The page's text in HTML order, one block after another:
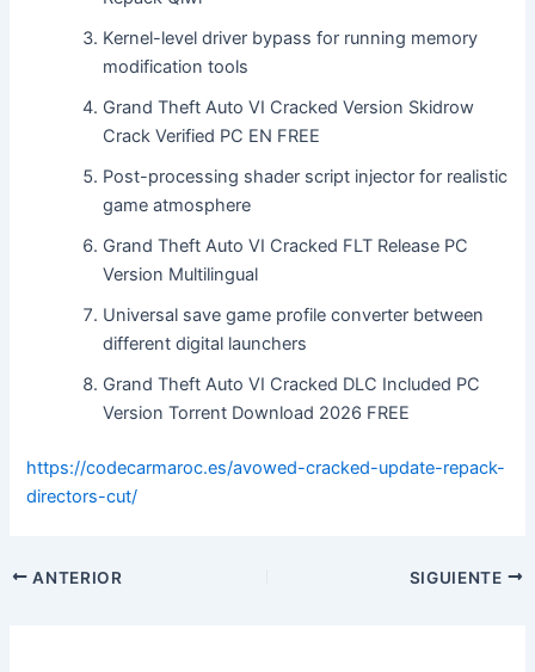
Kernel-level driver bypass for running memory
modification tools
Grand Theft Auto VI Cracked Version Skidrow
Crack Verified PC EN FREE
Post-processing shader script injector for realistic
game atmosphere
Grand Theft Auto VI Cracked FLT Release PC
Version Multilingual
Universal save game profile converter between
different digital launchers
Grand Theft Auto VI Cracked DLC Included PC
Version Torrent Download 2026 FREE
https://codecarmaroc.es/avowed-cracked-update-repack-
directors-cut/
ANTERIOR SIGUIENTE